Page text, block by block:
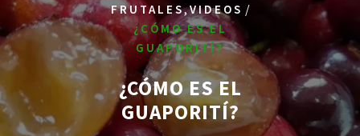
FRUTALES,VIDEOS /
¿CÓMO ES EL
GUAPORITÍ?
¿CÓMO ES EL
GUAPORITÍ?